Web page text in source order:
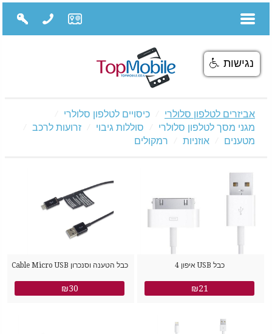
אביזרים לטלפון סלולרי
כיסויים לטלפון סלולרי
מגני מסך לטלפון סלולרי
סוללות גיבוי
זרועות לרכב
מטענים
אוזניות רמקולים
כבל USB איפון 4
₪21
כבל הטענה וסנכרון Cable Micro USB
₪30
נגישות